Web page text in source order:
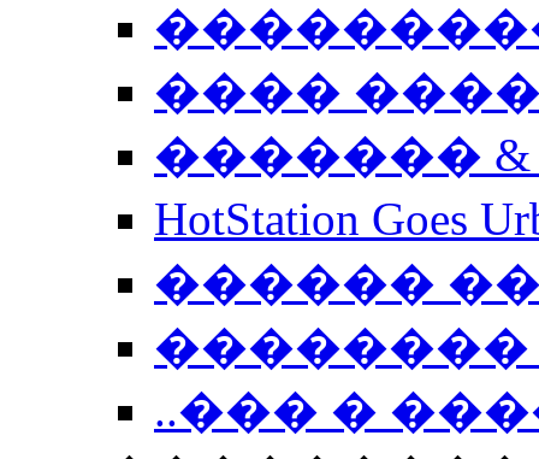
����
�������
HotStation
������
��������
..��� �